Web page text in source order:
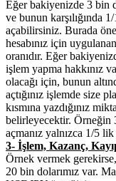
Eğer bakiyenizde 3 bin
ve bunun karşılığında
açabilirsiniz. Burada
hesabınız için
oranıdır. Eğer
işlem yapma hakkınız
olacağı için, bunun
açtığınız işlemde size
kısmına yazdığınız
belirleyecektir. Örneğin
açmanız yalnızca 1/5
3- İşlem, Kazanç,
Örnek vermek gerekirse,
20 bin dolarımız var.